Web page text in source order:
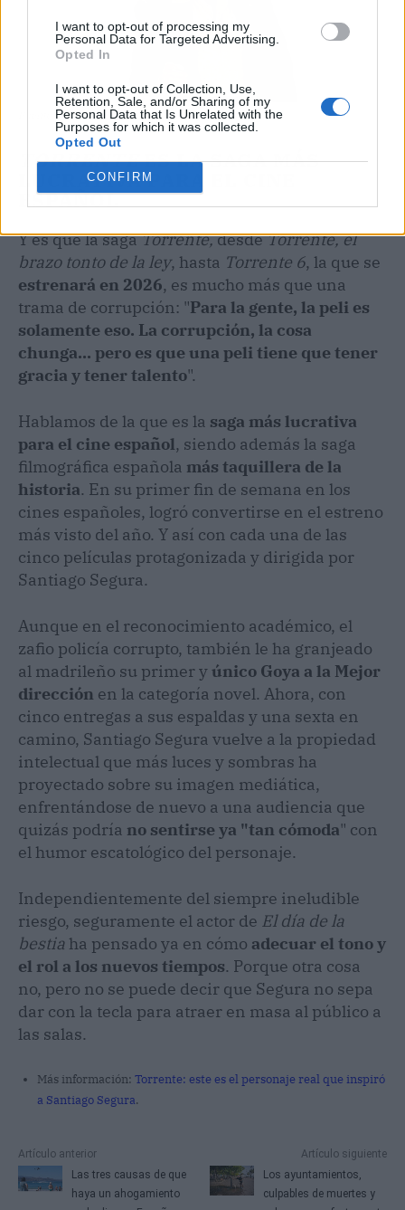
I want to opt-out of processing my
Personal Data for Targeted Advertising.
Opted In
I want to opt-out of Collection, Use,
Retention, Sale, and/or Sharing of my
Personal Data that Is Unrelated with the
Purposes for which it was collected.
Opted Out
CONFIRM
Fuente: Europa Press
TORRENTEES LA SAGA MÁS
LUCRATIVA PARA EL CINE
ESPAÑOL
Y es que la sagaTorrente,desdeTorrente, el
brazo tonto de la ley, hasta Torrente 6, la que se
estrenará en 2026, es mucho más que una
trama de corrupción: "Para la gente, la peli es
solamente eso. La corrupción, la cosa
chunga... pero es que una peli tiene que tener
gracia y tener talento".
Hablamos de la que es la saga más lucrativa
para el cine español, siendo además la saga
filmográfica española más taquillera de la
historia. En su primer fin de semana en los
cines españoles, logró convertirse en el estreno
más visto del año. Y así con cada una de las
cinco películas protagonizada y dirigida por
Santiago Segura.
Aunque en el reconocimiento académico, el
zafio policía corrupto, también le ha granjeado
al madrileño su primer yúnico Goya a la Mejor
dirección en la categoría novel. Ahora, con
cinco entregas a sus espaldas y una sexta en
camino, Santiago Segura vuelve a la propiedad
intelectual que más luces y sombras ha
proyectado sobre su imagen mediática,
enfrentándose de nuevo a una audiencia que
quizás podría no sentirse ya "tan cómoda" con
el humor escatológico del personaje.
Independientemente del siempre ineludible
riesgo, seguramente el actor de El día de la
bestia ha pensado ya en cómo adecuar el tono y
el rol a los nuevos tiempos. Porque otra cosa
no, pero no se puede decir que Segura no sepa
dar con la tecla para atraer en masa al público a
las salas.
Más información: Torrente: este es el personaje real que inspiró
a Santiago Segura.
Artículo anterior
Las tres causas de que
haya un ahogamiento
Artículo siguiente
Los ayuntamientos,
culpables de muertes y